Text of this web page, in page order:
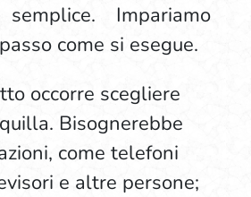
Impariamo
come si esegue.
occorre scegliere
Bisognerebbe
come telefoni
e altre persone;